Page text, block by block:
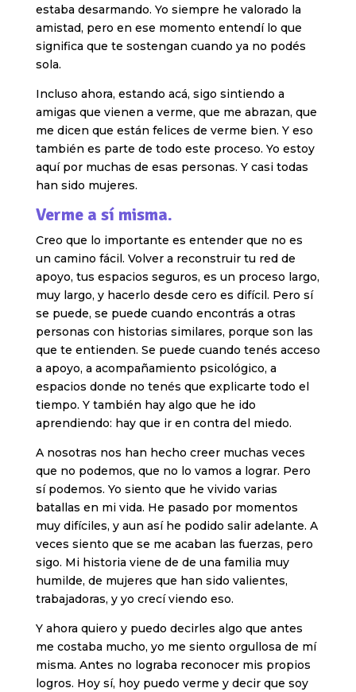
estaba desarmando. Yo siempre he valorado la
amistad, pero en ese momento entendí lo que
significa que te sostengan cuando ya no podés
sola.
Incluso ahora, estando acá, sigo sintiendo a
amigas que vienen a verme, que me abrazan, que
me dicen que están felices de verme bien. Y eso
también es parte de todo este proceso. Yo estoy
aquí por muchas de esas personas. Y casi todas
han sido mujeres.
Verme a sí misma.
Creo que lo importante es entender que no es
un camino fácil. Volver a reconstruir tu red de
apoyo, tus espacios seguros, es un proceso largo,
muy largo, y hacerlo desde cero es difícil. Pero sí
se puede, se puede cuando encontrás a otras
personas con historias similares, porque son las
que te entienden. Se puede cuando tenés acceso
a apoyo, a acompañamiento psicológico, a
espacios donde no tenés que explicarte todo el
tiempo. Y también hay algo que he ido
aprendiendo: hay que ir en contra del miedo.
A nosotras nos han hecho creer muchas veces
que no podemos, que no lo vamos a lograr. Pero
sí podemos. Yo siento que he vivido varias
batallas en mi vida. He pasado por momentos
muy difíciles, y aun así he podido salir adelante. A
veces siento que se me acaban las fuerzas, pero
sigo. Mi historia viene de de una familia muy
humilde, de mujeres que han sido valientes,
trabajadoras, y yo crecí viendo eso.
Y ahora quiero y puedo decirles algo que antes
me costaba mucho, yo me siento orgullosa de mí
misma. Antes no lograba reconocer mis propios
logros. Hoy sí, hoy puedo verme y decir que soy